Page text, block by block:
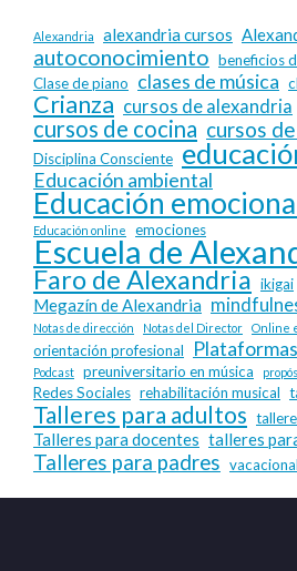
Alexandria alexandria cursos
autoconocimiento beneficios
Clase de piano
clases de música
Crianza cursos de alexandria
cursos de cocina cursos
Disciplina Consciente
Educación ambiental
Educación
Educación online emociones
Escuela de
Faro de Alexandria ikigai
Megazín de Alexandria
Notas de dirección Notas del Director Online
orientación profesional
Podcast preuniversitario en música
Redes Sociales rehabilitación musical
Talleres para adultos
Talleres para docentes talleres
Talleres para padres